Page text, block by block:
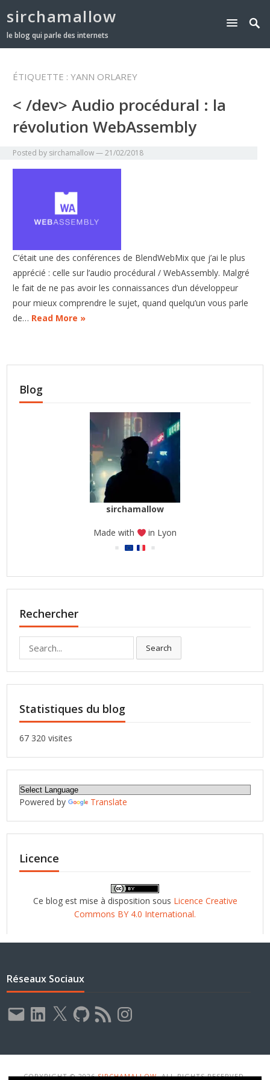
sirchamallow
le blog qui parle des internets
ÉTIQUETTE :YANN ORLAREY
< /dev> Audio procédural : la
révolution WebAssembly
Posted by sirchamallow—21/02/2018
C’était une des conférences de BlendWebMix que j’ai le plus
apprécié : celle sur l’audio procédural / WebAssembly. Malgré
le fait de ne pas avoir les connaissances d’un développeur
pour mieux comprendre le sujet, quand quelqu’un vous parle
de… Read More »
Blog
sirchamallow
Made with in Lyon
Rechercher
Search
Statistiques du blog
67 320 visites
Powered by Translate
Licence
Ce blog est mise à disposition sous Licence Creative
Commons BY 4.0 International.
Réseaux Sociaux
E-
mail
LinkedIn
X GitHubFlux
RSS
Instagram
COPYRIGHT © 2026SIRCHAMALLOW. ALL RIGHTS RESERVED.